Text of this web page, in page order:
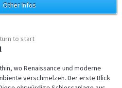
Other Infos
to start
wo Renaissance und moderne
verschmelzen. Der erste Blick